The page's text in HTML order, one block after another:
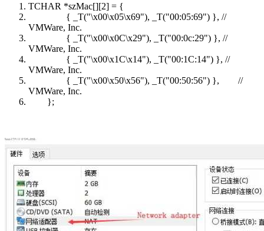
TCHAR *szMac[][2] = {
{ _T("\x00\x05\x69"), _T("00:05:69") }, //
VMWare, Inc.
{ _T("\x00\x0C\x29"), _T("00:0c:29") }, //
VMWare, Inc.
{ _T("\x00\x1C\x14"), _T("00:1C:14") }, //
VMWare, Inc.
{ _T("\x00\x50\x56"), _T("00:50:56") }, //
VMWare, Inc.
};